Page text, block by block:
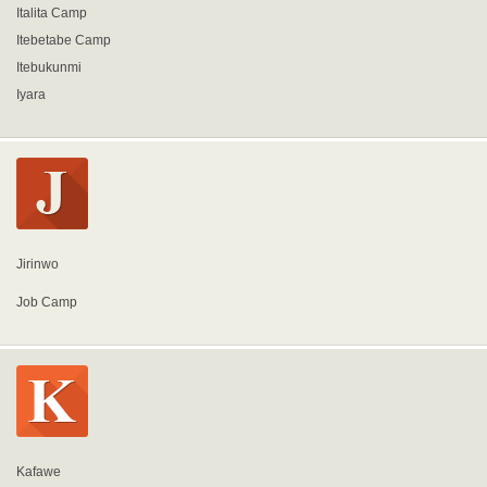
Italita Camp
Itebetabe Camp
Itebukunmi
Iyara
Jirinwo
Job Camp
Kafawe